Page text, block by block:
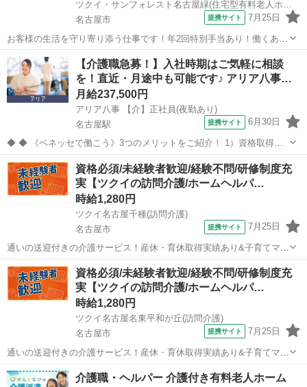
ツクイ・サンフォレスト名古屋緑(住宅型有料老人ホーム)
名古屋市
提携サイト 7月25日
お客様の生活を守り寄り添う仕事です！年2回特別手当あり！働くあな
たをサポートします◎ ★☆ 働きやすいメリット多数 ★☆ ＼＼サービ
ス・職種の魅力／／ 住宅型有料老人ホーム内のお客様の身体介助・生
活援助業務を行って頂きま...
愛知 名古屋市 介護
【介護職急募！】入社時期はご気軽に相談
を！直近・月途中も可能です♪ アリア八事…
月給237,500円
アリア八事 【介】正社員(夜勤あり)
名古屋駅
提携サイト 6月30日
◆ ◆ 《ベネッセで働こう》3つのメリットをご紹介！ 1）資格取得支
援制度＆受験・研修費の実費負担あり！(規定あり) 2）着実にキャリア
を磨けるでステップアップフィールドが充実！ 3）他社講座も受講
OK！ 《入社後サポ...
愛知 名古屋市 名古屋駅 介護
資格必須/未経験者歓迎/経験不問/研修制度充
実【ツクイの訪問介護/ホームヘルパ…
時給1,280円
ツクイ名古屋千種(訪問介護)
名古屋市
提携サイト 7月25日
通いの送迎付きの介護サービス！産休・育休取得実績あり&子育てママ
在籍中！ライフイベントにも柔軟に対応しています。 ★☆ 働きやすい
メリット多数 ★☆ ＼＼サービス・職種の魅力／／ 自分のライフスタ
イルに合わせて、都合の良...
愛知 名古屋市 介護
資格必須/未経験者歓迎/経験不問/研修制度充
実【ツクイの訪問介護/ホームヘルパ…
時給1,280円
ツクイ名古屋名東平和が丘(訪問介護)
名古屋市
提携サイト 7月25日
通いの送迎付きの介護サービス！産休・育休取得実績あり&子育てママ
在籍中！ライフイベントにも柔軟に対応しています。 ★☆ 働きやすい
メリット多数 ★☆ ＼＼サービス・職種の魅力／／ 自分のライフスタ
愛知 名古屋市 介護
介護職・ヘルパー 介護付き有料老人ホーム